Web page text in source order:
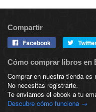
Compartir
Facebook
Cómo comprar libros en
Comprar en nuestra tienda es
No necesitas registrarte.
Te enviamos el ebook a tu
Descubre cómo funciona →